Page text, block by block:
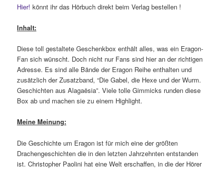
Hier! könnt ihr das Hörbuch direkt beim Verlag bestellen !
Inhalt:
Diese toll gestaltete Geschenkbox enthält alles, was ein Eragon-
Fan sich wünscht. Doch nicht nur Fans sind hier an der richtigen
Adresse. Es sind alle Bände der Eragon Reihe enthalten und
zusätzlich der Zusatzband, “Die Gabel, die Hexe und der Wurm.
Geschichten aus Alagaësia”. Viele tolle Gimmicks runden diese
Box ab und machen sie zu einem Highlight.
Meine Meinung:
Die Geschichte um Eragon ist für mich eine der größten
Drachengeschichten die in den letzten Jahrzehnten entstanden
ist. Christopher Paolini hat eine Welt erschaffen, in die der Hörer